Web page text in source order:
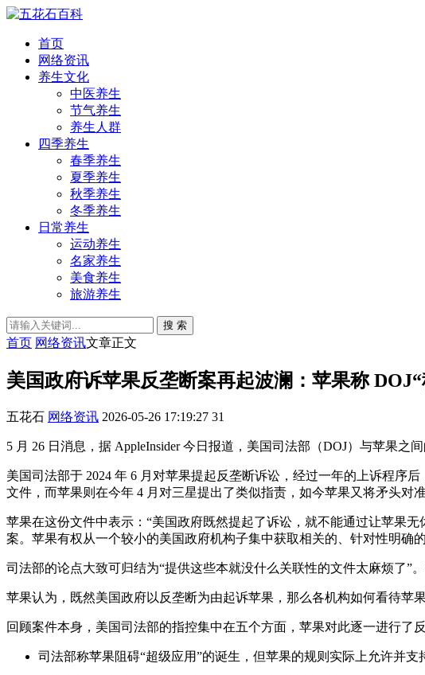
首页
网络资讯
养生文化
中医养生
节气养生
养生人群
四季养生
春季养生
夏季养生
秋季养生
冬季养生
日常养生
运动养生
名家养生
美食养生
旅游养生
搜 索
首页 网络资讯文章正文
美国政府诉苹果反垄断案再起波澜：苹果称
五花石 网络资讯 2026-05-26 17:19:27 31
5 月 26 日消息，据 AppleInsider 今日报道，美国司法部（DOJ）与苹果
美国司法部于 2024 年 6 月对苹果提起反垄断诉讼，经过一年的上诉程
文件，而苹果则在今年 4 月对三星提出了类似指责，如今苹果又将矛头对准
苹果在这份文件中表示：“美国政府既然提起了诉讼，就不能通过让苹果
案。苹果有权从一个较小的美国政府机构子集中获取相关的、针对性明
司法部的论点大致可归结为“提供这些本就没什么关联性的文件太麻烦了”
苹果认为，既然美国政府以反垄断为由起诉苹果，那么各机构如何看待
回顾案件本身，美国司法部的指控集中在五个方面，苹果对此逐一进行了
司法部称苹果阻碍“超级应用”的诞生，但苹果的规则实际上允许并支